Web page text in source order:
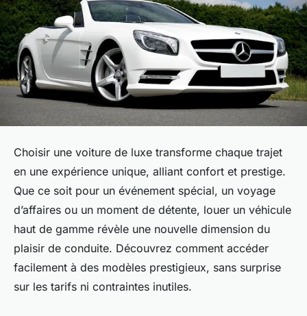
Choisir une voiture de luxe transforme chaque trajet
en une expérience unique, alliant confort et prestige.
Que ce soit pour un événement spécial, un voyage
d’affaires ou un moment de détente, louer un véhicule
haut de gamme révèle une nouvelle dimension du
plaisir de conduite. Découvrez comment accéder
facilement à des modèles prestigieux, sans surprise
sur les tarifs ni contraintes inutiles.